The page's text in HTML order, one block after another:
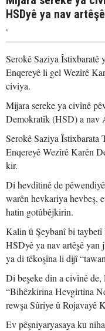
HSDyê ya nav artêşê
.
Serokê Saziya
Enqereyê li gel Wezîrê
civiya.
Mijara sereke ya civînê
Demokratîk (HSD) a nav
Serokê Saziya
Enqereyê Wezîrê Karên
kir.
Di hevdîtinê de
warên hevkariya hevbeş,
hatin gotûbêjkirin.
Kalin û Şeybanî bi taybetî
HSDyê ya nav artêşê yan
ya di têkoşîna li dijî
Di beşeke din a civînê de,
“Bihêzkirina Hevgirtina
rewşa Sûriye û Rojavayê
Ev pêşniyaryasaya ku